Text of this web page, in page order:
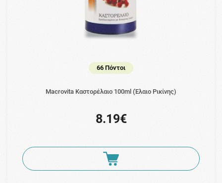
66 Πόντοι
Macrovita Καστορέλαιο 100ml (Έλαιο Ρικίνης)
8.19€